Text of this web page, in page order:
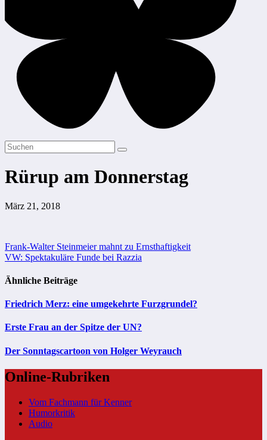
Rürup am Donnerstag
März 21, 2018
Beitragsnavigation
Frank-Walter Steinmeier mahnt zu Ernsthaftigkeit
VW: Spektakuläre Funde bei Razzia
Ähnliche Beiträge
Friedrich Merz: eine umgekehrte Furzgrundel?
Erste Frau an der Spitze der UN?
Der Sonntagscartoon von Holger Weyrauch
Online-Rubriken
Vom Fachmann für Kenner
Humorkritik
Audio